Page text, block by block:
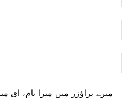
میرے براؤزر میں میرا نام،